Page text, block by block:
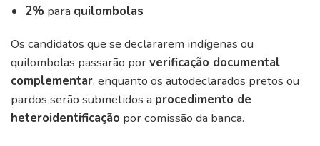
2% para quilombolas
Os candidatos que se declararem indígenas ou
quilombolas passarão porverificação documental
complementar, enquanto os autodeclarados pretos ou
pardos serão submetidos a procedimento de
heteroidentificação por comissão da banca.